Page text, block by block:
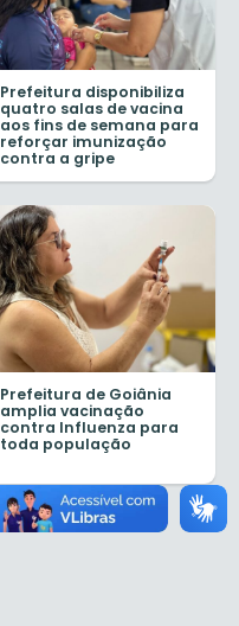
Prefeitura disponibiliza
quatro salas de vacina
aos fins de semana para
reforçar imunização
contra a gripe
Prefeitura de Goiânia
amplia vacinação
contra Influenza para
toda população